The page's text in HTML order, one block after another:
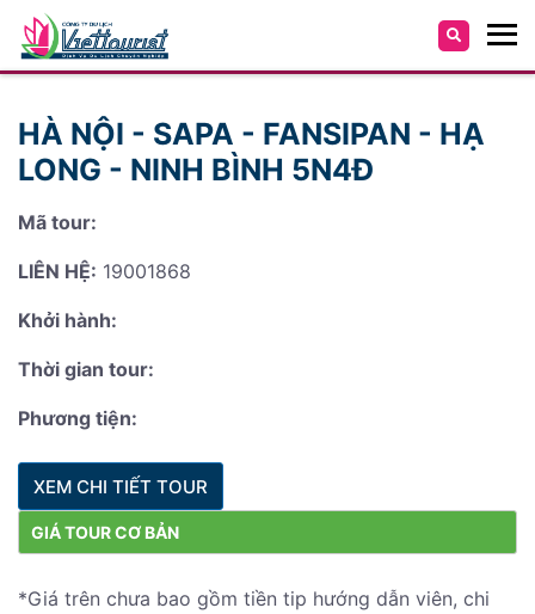
HÀ NỘI - SAPA - FANSIPAN - HẠ
LONG - NINH BÌNH 5N4Đ
Mã tour:
LIÊN HỆ: 19001868
Khởi hành:
Thời gian tour:
Phương tiện:
XEM CHI TIẾT TOUR
GIÁ TOUR CƠ BẢN
*Giá trên chưa bao gồm tiền tip hướng dẫn viên, chi